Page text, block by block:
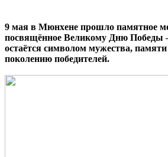
9 мая в Мюнхене прошло памятное
посвящённое Великому Дню
остаётся символом мужества, памяти
поколению победителей.